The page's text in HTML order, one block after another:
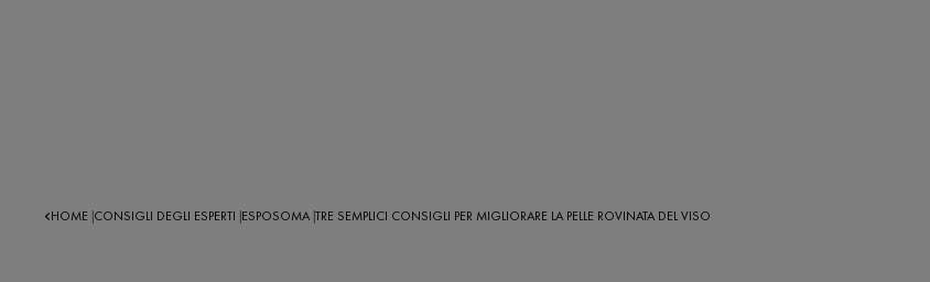
HOME CONSIGLI DEGLI ESPERTI ESPOSOMA TRE SEMPLICI CONSIGLI PER MIGLIORARE LA PELLE ROVINATA DEL VISO